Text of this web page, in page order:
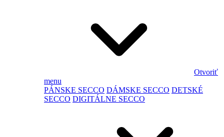
Otvoriť
menu
PÁNSKE SECCO DÁMSKE SECCO DETSKÉ
SECCO DIGITÁLNE SECCO